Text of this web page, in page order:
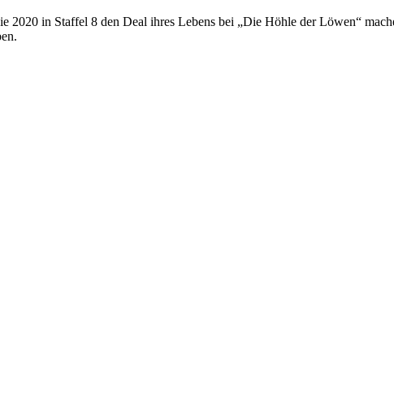
in Staffel 8 den Deal ihres Lebens bei „Die Höhle der Löwen“